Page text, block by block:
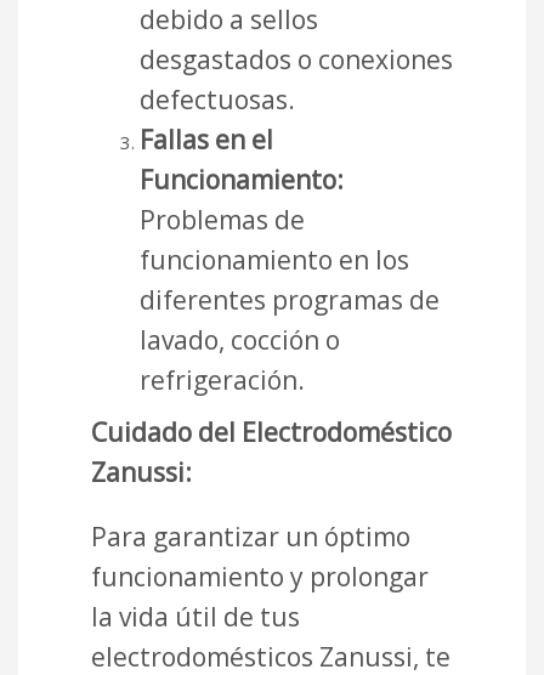
debido a sellos
desgastados o conexiones
defectuosas.
Fallas en el
Funcionamiento:
Problemas de
funcionamiento en los
diferentes programas de
lavado, cocción o
refrigeración.
Cuidado del Electrodoméstico
Zanussi:
Para garantizar un óptimo
funcionamiento y prolongar
la vida útil de tus
electrodomésticos Zanussi, te